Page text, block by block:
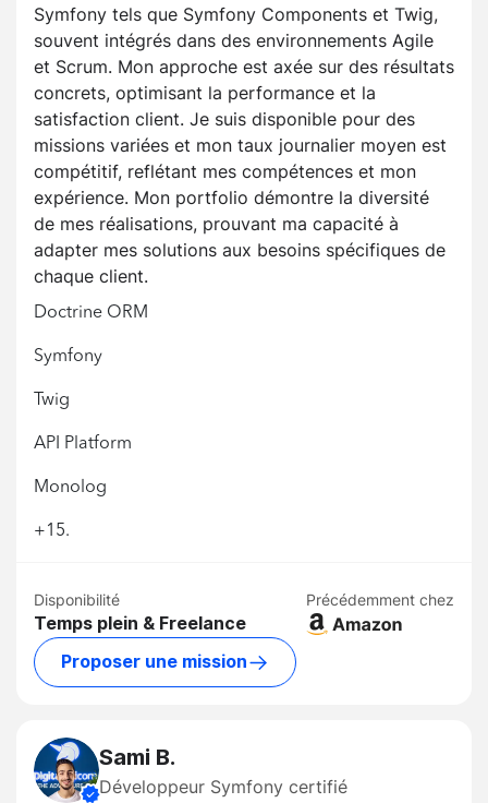
Symfony tels que Symfony Components et Twig,
souvent intégrés dans des environnements Agile
et Scrum. Mon approche est axée sur des résultats
concrets, optimisant la performance et la
satisfaction client. Je suis disponible pour des
missions variées et mon taux journalier moyen est
compétitif, reflétant mes compétences et mon
expérience. Mon portfolio démontre la diversité
de mes réalisations, prouvant ma capacité à
adapter mes solutions aux besoins spécifiques de
chaque client.
Doctrine ORM
Symfony
Twig
API Platform
Monolog
+15.
Disponibilité
Temps plein & Freelance
Précédemment chez
Proposer une mission
Sami B.
Développeur Symfony certifié